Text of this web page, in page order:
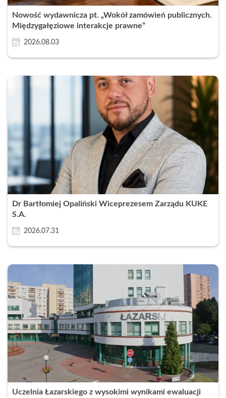
Nowość wydawnicza pt. „Wokół zamówień publicznych.
Międzygałęziowe interakcje prawne”
2026.08.03
Dr Bartłomiej Opaliński Wiceprezesem Zarządu KUKE
S.A.
2026.07.31
Uczelnia Łazarskiego z wysokimi wynikami ewaluacji